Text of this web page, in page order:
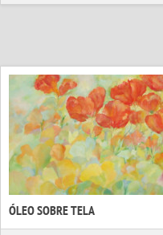
ÓLEO SOBRE TELA